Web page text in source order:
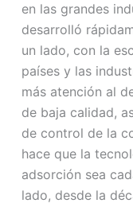
en las grandes
desarrolló
un lado, con la
países y las
más atención al
de baja calidad,
de control de la
hace que la
adsorción sea
lado, desde la